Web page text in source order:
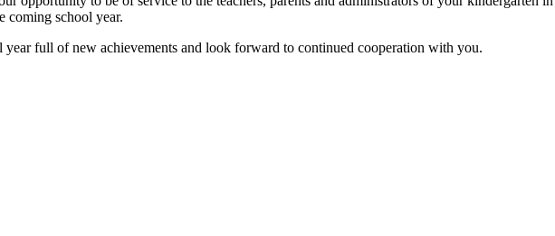
coming school year.
full of new achievements and look forward to continued cooperation with you.